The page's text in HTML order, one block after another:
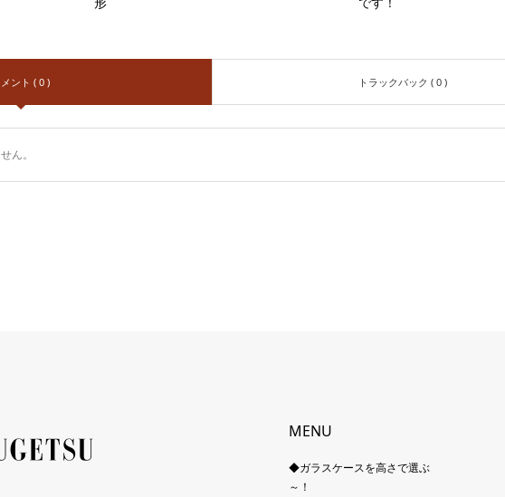
ント ( 0 ) トラックバック ( 0 )
ん。
MENU
◆ガラスケースを高さで選ぶ
～！